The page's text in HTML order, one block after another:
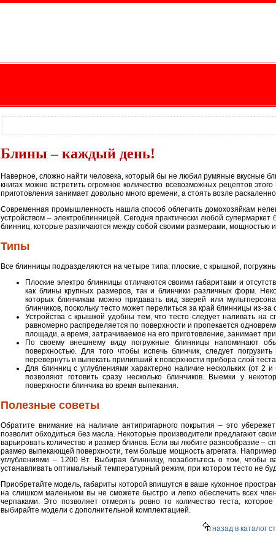
Блины – каждый день!
Наверное, сложно найти человека, который бы не любил румяные вкусные
книгах можно встретить огромное количество всевозможных рецептов
приготовления занимает довольно много времени, а стоять возле
Современная промышленность нашла способ облегчить домохозяйкам
устройством – электроблинницей. Сегодня практически любой
блинниц, которые различаются между собой своими размерами, мощностью
Типы
Все блинницы подразделяются на четыре типа: плоские, с крышкой,
Плоские электро блинницы отличаются своими габаритами и
как блины крупных размеров, так и блинчики различных форм.
которых блинчикам можно придавать вид зверей или
блинчиков, поскольку тесто может перелиться за край блинницы из-за
Устройства с крышкой удобны тем, что тесто следует наливать на
равномерно распределяется по поверхности и пропекается
площади, а время, затрачиваемое на его приготовление, занимает
По своему внешнему виду погружные блинницы напоминают
поверхностью. Для того чтобы испечь блинчик, следует
перевернуть и выпекать прилипший к поверхности прибора слой
Для блинниц с углублениями характерно наличие нескольких (от
позволяют готовить сразу несколько блинчиков. Выемки у
поверхности блинчика во время выпекания.
Полезные советы
Обратите внимание на наличие антипригарного покрытия – это
позволит обходиться без масла. Некоторые производители предлагают
варьировать количество и размер блинов. Если вы любите разнообразие
размер выпекающей поверхности, тем больше мощность агрегата.
углублениями – 1200 Вт. Выбирая блинницу, позаботьтесь о том,
устанавливать оптимальный температурный режим, при котором тесто не
Приобретайте модель, габариты которой впишутся в ваше кухонное
на слишком маленьком вы не сможете быстро и легко обеспечить всех
черпаками. Это позволяет отмерять ровно то количество теста,
выбирайте модели с дополнительной комплектацией.
назад в каталог